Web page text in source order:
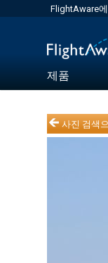
FlightAware
제품
사진 검색